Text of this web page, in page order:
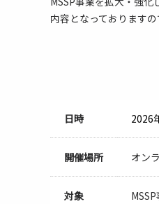
内容となっております
日時 2026
開催場所 オン
対象